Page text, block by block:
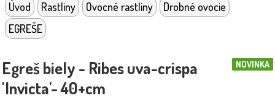
Úvod Rastliny Ovocné rastliny
Drobné ovocie
EGREŠE
NOVINKA
Egreš biely - Ribes uva-crispa
'Invicta'- 40+cm